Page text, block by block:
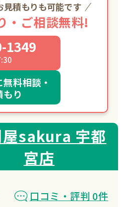
見積もりも可能です
・ご相談無料!
1349
料相談・
り
sakura 宇都
宮店
口コミ・評判 0件